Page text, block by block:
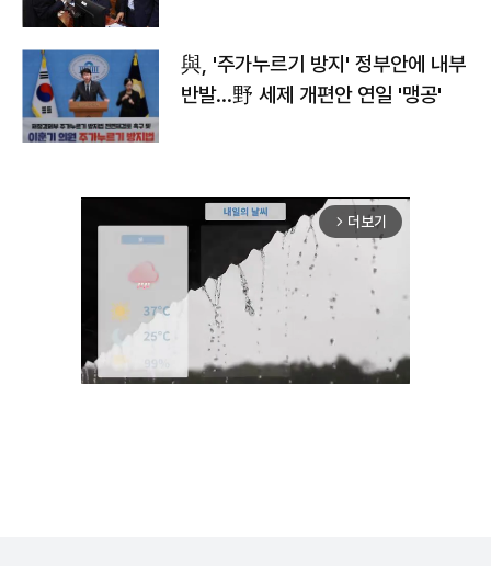
與, '주가누르기 방지' 정부안에 내부
반발…野 세제 개편안 연일 '맹공'
arrow_forward_ios 더보기